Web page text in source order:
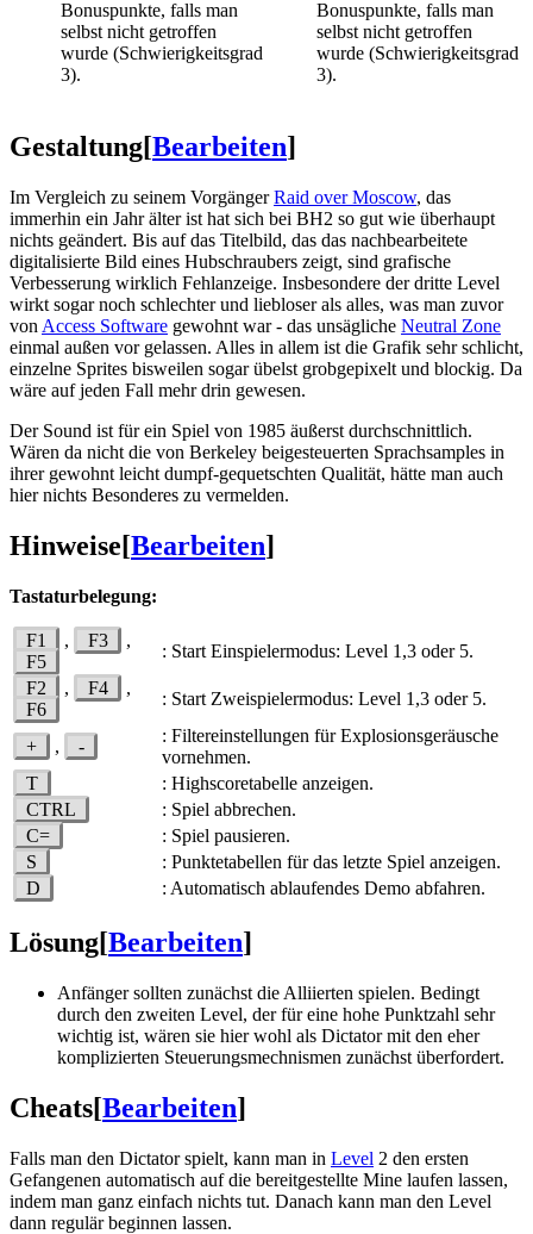
Bonuspunkte, falls man
selbst nicht getroffen
wurde (Schwierigkeitsgrad
3).
Bonuspunkte, falls man
selbst nicht getroffen
wurde (Schwierigkeitsgrad
3).
Gestaltung[Bearbeiten]
Im Vergleich zu seinem VorgängerRaid over Moscow, das
immerhin ein Jahr älter ist hat sich bei BH2 so gut wie überhaupt
nichts geändert. Bis auf das Titelbild, das das nachbearbeitete
digitalisierte Bild eines Hubschraubers zeigt, sind grafische
Verbesserung wirklich Fehlanzeige. Insbesondere der dritte Level
wirkt sogar noch schlechter und liebloser als alles, was man zuvor
von Access Software gewohnt war - das unsägliche Neutral Zone
einmal außen vor gelassen. Alles in allem ist die Grafik sehr schlicht,
einzelne Sprites bisweilen sogar übelst grobgepixelt und blockig. Da
wäre auf jeden Fall mehr drin gewesen.
Der Sound ist für ein Spiel von 1985 äußerst durchschnittlich.
Wären da nicht die von Berkeley beigesteuerten Sprachsamples in
ihrer gewohnt leicht dumpf-gequetschten Qualität, hätte man auch
hier nichts Besonderes zu vermelden.
Hinweise[Bearbeiten]
Tastaturbelegung:
F1 , F3
,
F5
: Start Einspielermodus: Level 1,3 oder 5.
F2
, F4
,
F6
: Start Zweispielermodus: Level 1,3 oder 5.
+ , -
: Filtereinstellungen für Explosionsgeräusche
vornehmen.
T
: Highscoretabelle anzeigen.
CTRL
: Spiel abbrechen.
C=
: Spiel pausieren.
S
: Punktetabellen für das letzte Spiel anzeigen.
D
: Automatisch ablaufendes Demo abfahren.
Lösung[Bearbeiten]
Anfänger sollten zunächst die Alliierten spielen. Bedingt
durch den zweiten Level, der für eine hohe Punktzahl sehr
wichtig ist, wären sie hier wohl als Dictator mit den eher
komplizierten Steuerungsmechnismen zunächst überfordert.
Cheats[Bearbeiten]
Falls man den Dictator spielt, kann man in Level 2 den ersten
Gefangenen automatisch auf die bereitgestellte Mine laufen lassen,
indem man ganz einfach nichts tut. Danach kann man den Level
dann regulär beginnen lassen.